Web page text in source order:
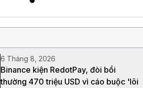
6 Tháng 8, 2026
Binance kiện RedotPay, đòi bồi
thường 470 triệu USD vì cáo buộc 'lôi